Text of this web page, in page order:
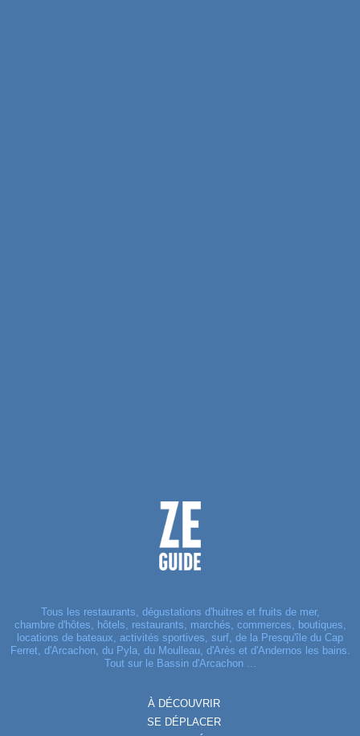
Tous les restaurants, dégustations d'huitres et fruits de mer,
chambre d'hôtes, hôtels, restaurants, marchés, commerces, boutiques,
locations de bateaux, activités sportives, surf, de la Presqu'île du Cap
Ferret, d'Arcachon, du Pyla, du Moulleau, d'Arès et d'Andernos les bains.
Tout sur le Bassin d'Arcachon ...
À DÉCOUVRIR
SE DÉPLACER